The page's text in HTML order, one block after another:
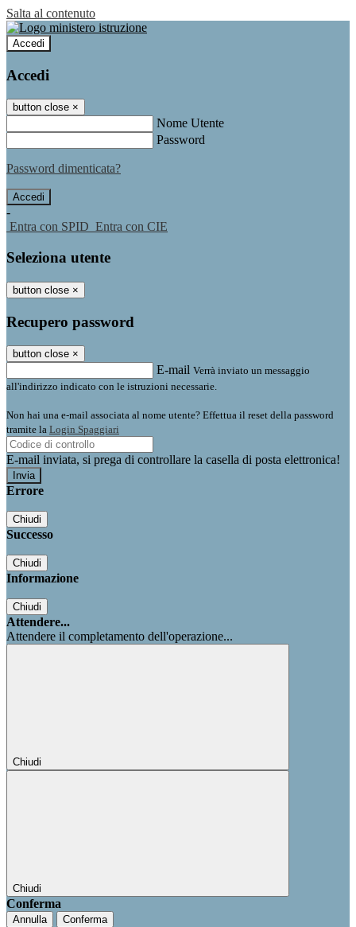
Salta al contenuto
Accedi
Accedi
button close ×
Nome Utente
Password
Password dimenticata?
-
Entra con SPID Entra con CIE
Seleziona utente
button close ×
Recupero password
button close ×
E-mail Verrà inviato un messaggio
all'indirizzo indicato con le istruzioni necessarie.
Non hai una e-mail associata al nome utente? Effettua il reset della password
tramite la Login Spaggiari
E-mail inviata, si prega di controllare la casella di posta elettronica!
Errore
Chiudi
Successo
Chiudi
Informazione
Chiudi
Attendere...
Attendere il completamento dell'operazione...
Chiudi
Chiudi
Conferma
Annulla Conferma